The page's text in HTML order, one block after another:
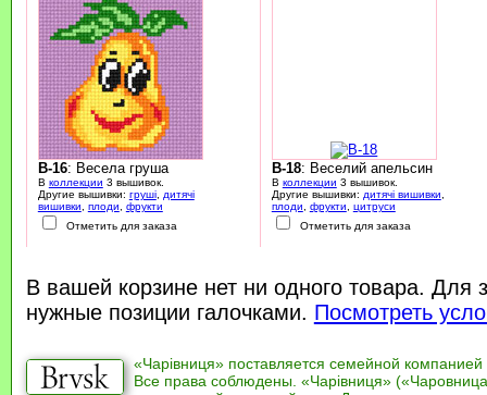
B-16: Весела груша
В коллекции 3 вышивок.
Другие вышивки: груші,
дитячі
вишивки
плоди
фрукти
Отметить для заказа
B-18: Веселий апельсин
В коллекции 3 вышивок.
Другие вышивки: дитячі вишивки
плоди
фрукти
цитруси
Отметить для заказа
В вашей корзине нет ни одного товара. Для
нужные позиции галочками. Посмотреть
«Чарівниця» поставляется семейной компанией
Все права соблюдены. «Чарівниця»